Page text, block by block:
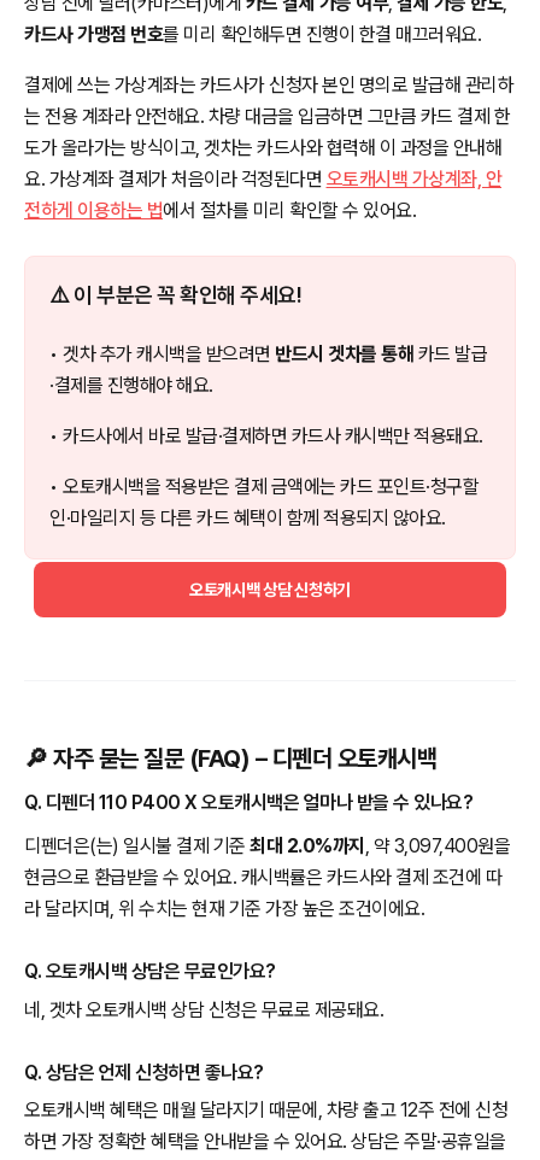
카드사 가맹점 번호를 미리 확인해두면 진행이 한결 매끄러워요.
결제에 쓰는 가상계좌는 카드사가 신청자 본인 명의로 발급해 관리하
는 전용 계좌라 안전해요. 차량 대금을 입금하면 그만큼 카드 결제 한
도가 올라가는 방식이고, 겟차는 카드사와 협력해 이 과정을 안내해
요. 가상계좌 결제가 처음이라 걱정된다면 오토캐시백 가상계좌, 안
전하게 이용하는 법에서 절차를 미리 확인할 수 있어요.
⚠️ 이 부분은 꼭 확인해 주세요!
• 겟차 추가 캐시백을 받으려면 반드시 겟차를 통해 카드 발급
·결제를 진행해야 해요.
• 카드사에서 바로 발급·결제하면 카드사 캐시백만 적용돼요.
• 오토캐시백을 적용받은 결제 금액에는 카드 포인트·청구할
인·마일리지 등 다른 카드 혜택이 함께 적용되지 않아요.
오토캐시백 상담 신청하기
🔎 자주 묻는 질문 (FAQ) – 디펜더 오토캐시백
Q. 디펜더 110 P400 X 오토캐시백은 얼마나 받을 수 있나요?
디펜더은(는) 일시불 결제 기준 최대 2.0%까지 , 약 3,097,400원을
현금으로 환급받을 수 있어요. 캐시백률은 카드사와 결제 조건에 따
라 달라지며, 위 수치는 현재 기준 가장 높은 조건이에요.
Q. 오토캐시백 상담은 무료인가요?
네, 겟차 오토캐시백 상담 신청은 무료로 제공돼요.
Q. 상담은 언제 신청하면 좋나요?
오토캐시백 혜택은 매월 달라지기 때문에, 차량 출고 12주 전에 신청
하면 가장 정확한 혜택을 안내받을 수 있어요. 상담은 주말·공휴일을